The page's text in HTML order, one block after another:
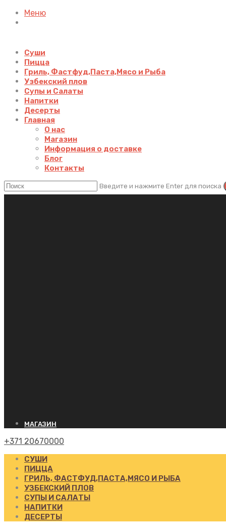
Меню
Суши
Пицца
Гриль, Фастфуд,Паста,Мясо и Рыба
Узбекский плов
Супы и Салаты
Напитки
Десерты
Главная
О нас
Магазин
Информация о доставке
Блог
Контакты
Введите и нажмите Enter для поиска
МАГАЗИН
+371 20670000
СУШИ
ПИЦЦА
ГРИЛЬ, ФАСТФУД,ПАСТА,МЯСО И РЫБА
УЗБЕКСКИЙ ПЛОВ
СУПЫ И САЛАТЫ
НАПИТКИ
ДЕСЕРТЫ